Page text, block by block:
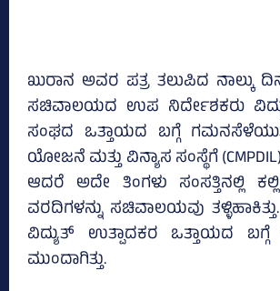
ಖುರಾನ ಅವರ ಪತ್ರ ತಲುಪಿದ ನಾಲ್ಕು
ಸಚಿವಾಲಯದ ಉಪ ನಿರ್ದೇಶಕರು
ಸಂಘದ ಒತ್ತಾಯದ ಬಗ್ಗೆ
ಯೋಜನೆ ಮತ್ತು ವಿನ್ಯಾಸ ಸಂಸ್ಥೆಗೆ
ಆದರೆ ಅದೇ ತಿಂಗಳು ಸಂಸತ್ತಿನಲ್ಲಿ
ವರದಿಗಳನ್ನು ಸಚಿವಾಲಯವು
ವಿದ್ಯುತ್ ಉತ್ಪಾದಕರ ಒತ್ತಾಯದ
ಮುಂದಾಗಿತ್ತು.